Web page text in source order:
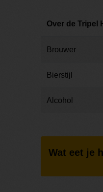
Over de Tripel
Brouwer
Bierstijl
Alcohol
Wat eet je